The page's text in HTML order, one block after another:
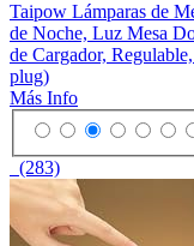
Taipow Lámparas de
de Noche, Luz Mesa
de Cargador,
plug)
Más Info
(283)